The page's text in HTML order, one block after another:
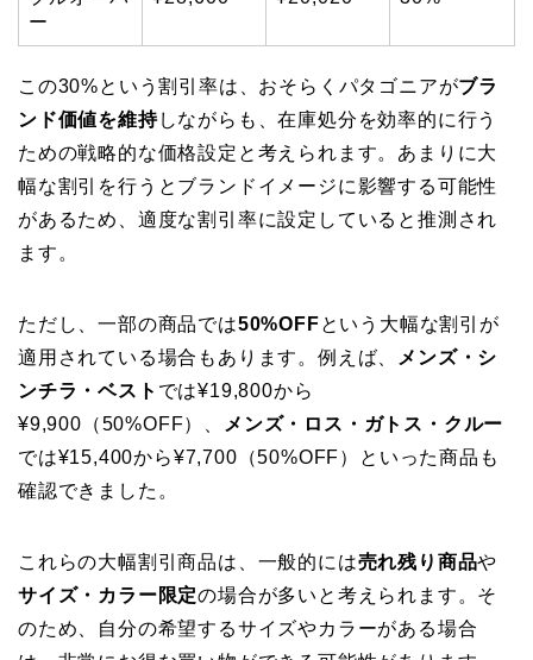
ー
この30%という割引率は、おそらくパタゴニアがブラ
ンド価値を維持しながらも、在庫処分を効率的に行う
ための戦略的な価格設定と考えられます。あまりに大
幅な割引を行うとブランドイメージに影響する可能性
があるため、適度な割引率に設定していると推測され
ます。
ただし、一部の商品では50%OFFという大幅な割引が
適用されている場合もあります。例えば、
メンズ・シ
ンチラ・ベスト では¥19,800から
¥9,900（50%OFF）、
メンズ・ロス・ガトス・クルー
では¥15,400から¥7,700（50%OFF）といった商品も
確認できました。
これらの大幅割引商品は、一般的には売れ残り商品や
サイズ・カラー限定の場合が多いと考えられます。そ
のため、自分の希望するサイズやカラーがある場合